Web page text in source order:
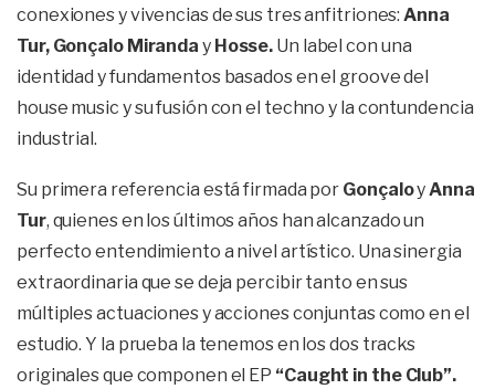
conexiones y vivencias de sus tres anfitriones:Anna
Tur, Gonçalo Miranda yHosse. Un label con una
identidad y fundamentos basados en el groove del
house music y su fusión con el techno y la contundencia
industrial.
Su primera referencia está firmada por GonçaloyAnna
Tur, quienes en los últimos años han alcanzado un
perfecto entendimiento a nivel artístico. Una sinergia
extraordinaria que se deja percibir tanto en sus
múltiples actuaciones y acciones conjuntas como en el
estudio. Y la prueba la tenemos en los dos tracks
originales que componen el EP “Caught in the Club”.